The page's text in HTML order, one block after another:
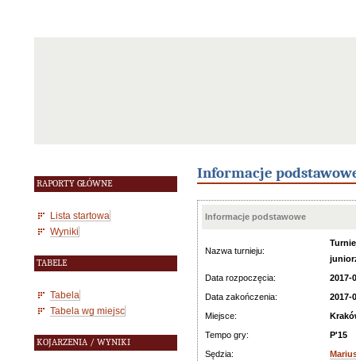
RAPORTY GŁÓWNE
Lista startowa
Wyniki
TABELE
Tabela
Tabela wg miejsc
KOJARZENIA / WYNIKI
Informacje
Informacje podstawowe
Nazwa turnieju:
Data rozpoczęcia:
2017-
Data zakończenia:
2017-
Miejsce:
Tempo gry:
P'15
Sędzia: